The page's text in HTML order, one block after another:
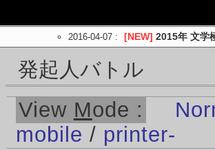
2016-04-07: [NEW] 2015年 文学
発起人バトル
View Mode :
mobile / printer-